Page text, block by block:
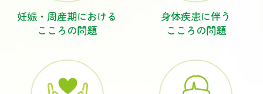
妊娠・周産期における
こころの問題
身体疾患に伴う
こころの問題